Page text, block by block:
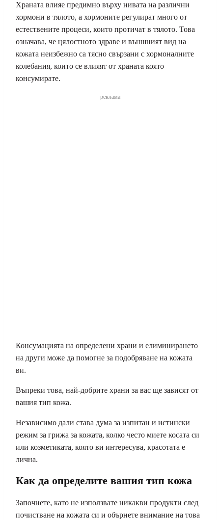
Храната влияе предимно върху нивата на различни
хормони в тялото, а хормоните регулират много от
естествените процеси, които протичат в тялото. Това
означава, че цялостното здраве и външният вид на
кожата неизбежно са тясно свързани с хормоналните
колебания, които се влияят от храната която
консумирате.
реклама
Консумацията на определени храни и елиминирането
на други може да помогне за подобряване на кожата
ви.
Въпреки това, най-добрите храни за вас ще зависят от
вашия тип кожа.
Независимо дали става дума за изпитан и истински
режим за грижа за кожата, колко често миете косата си
или козметиката, която ви интересува, красотата е
лична.
Как да определите вашия тип кожа
Започнете, като не използвате никакви продукти след
почистване на кожата си и обърнете внимание на това